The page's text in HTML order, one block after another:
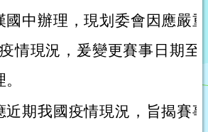
國中辦理，現划委會因應嚴
情現況，爰變更賽事日期至
近期我國疫情現況，旨揭賽